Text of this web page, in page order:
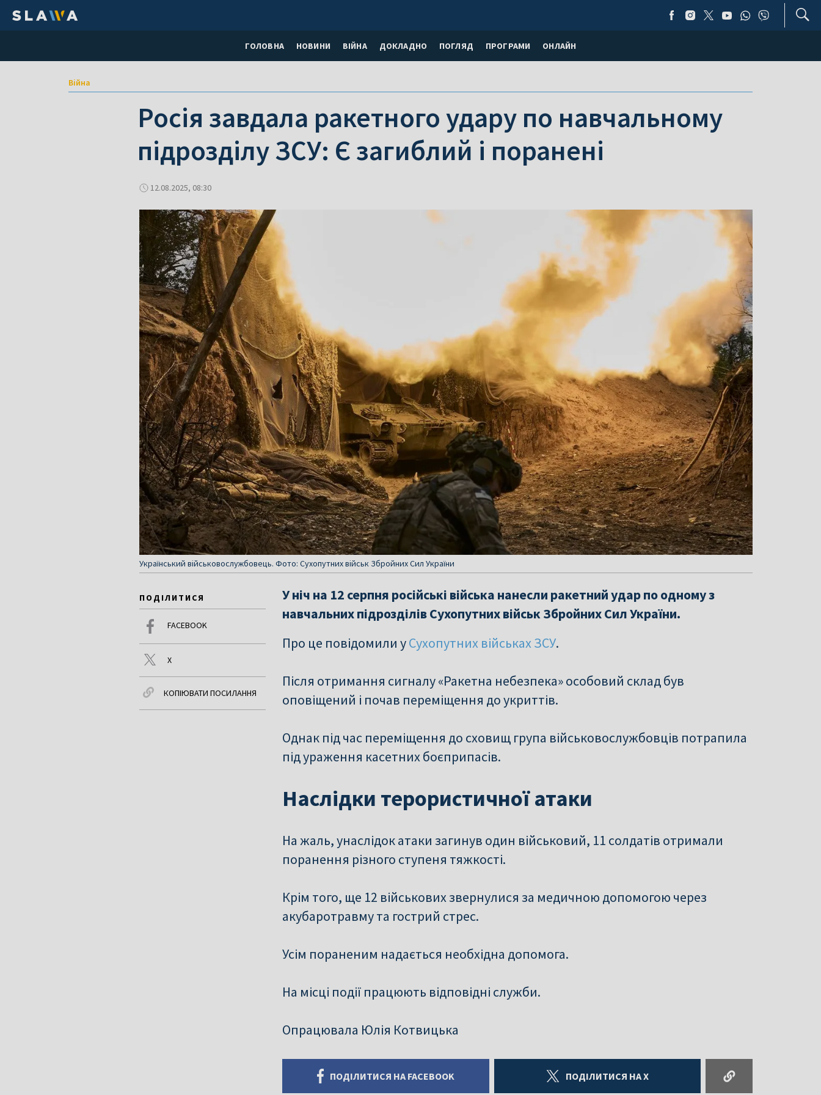
ГОЛОВНА НОВИНИ ВІЙНА ДОКЛАДНО ПОГЛЯД ПРОГРАМИ ОНЛАЙН
Війна
Росія завдала ракетного удару по навчальному
підрозділу ЗСУ: Є загиблий і поранені
12.08.2025, 08:30
Український військовослужбовець. Фото: Сухопутних військ Збройних Сил України
ПОДІЛИТИСЯ
FACEBOOK
X
КОПІЮВАТИ ПОСИЛАННЯ
У ніч на 12 серпня російські війська нанесли ракетний удар по одному з
навчальних підрозділів Сухопутних військ Збройних Сил України.
Про це повідомили уСухопутних військах ЗСУ.
Після отримання сигналу «Ракетна небезпека» особовий склад був
оповіщений і почав переміщення до укриттів.
Однак під час переміщення до сховищ група військовослужбовців потрапила
під ураження касетних боєприпасів.
Наслідки терористичної атаки
На жаль, унаслідок атаки загинув один військовий, 11 солдатів отримали
поранення різного ступеня тяжкості.
Крім того, ще 12 військових звернулися за медичною допомогою через
акубаротравму та гострий стрес.
Усім пораненим надається необхідна допомога.
На місці події працюють відповідні служби.
Опрацювала Юлія Котвицька
ПОДІЛИТИСЯ НА FACEBOOK ПОДІЛИТИСЯ НА X